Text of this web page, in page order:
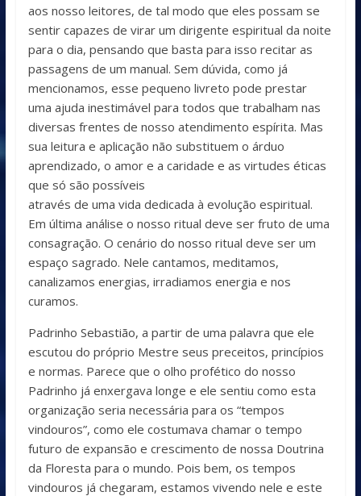
aos nosso leitores, de tal modo que eles possam se
sentir capazes de virar um dirigente espiritual da noite
para o dia, pensando que basta para isso recitar as
passagens de um manual. Sem dúvida, como já
mencionamos, esse pequeno livreto pode prestar
uma ajuda inestimável para todos que trabalham nas
diversas frentes de nosso atendimento espírita. Mas
sua leitura e aplicação não substituem o árduo
aprendizado, o amor e a caridade e as virtudes éticas
que só são possíveis
através de uma vida dedicada à evolução espiritual.
Em última análise o nosso ritual deve ser fruto de uma
consagração. O cenário do nosso ritual deve ser um
espaço sagrado. Nele cantamos, meditamos,
canalizamos energias, irradiamos energia e nos
curamos.
Padrinho Sebastião, a partir de uma palavra que ele
escutou do próprio Mestre seus preceitos, princípios
e normas. Parece que o olho profético do nosso
Padrinho já enxergava longe e ele sentiu como esta
organização seria necessária para os “tempos
vindouros”, como ele costumava chamar o tempo
futuro de expansão e crescimento de nossa Doutrina
da Floresta para o mundo. Pois bem, os tempos
vindouros já chegaram, estamos vivendo nele e este